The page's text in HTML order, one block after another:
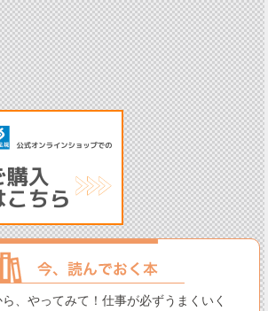
ら、やってみて！仕事が必ずうまくいく